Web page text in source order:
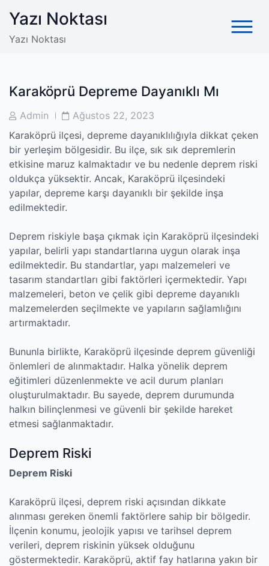
content
Yazı Noktası
Yazı Noktası
Karaköprü Depreme Dayanıklı Mı
PostAdmin
PostAğustos 22, 2023
Karaköprü ilçesi, depreme dayanıklılığıyla dikkat çeken
bir yerleşim bölgesidir. Bu ilçe, sık sık depremlerin
etkisine maruz kalmaktadır ve bu nedenle deprem riski
oldukça yüksektir. Ancak, Karaköprü ilçesindeki
yapılar, depreme karşı dayanıklı bir şekilde inşa
edilmektedir.
Deprem riskiyle başa çıkmak için Karaköprü ilçesindeki
yapılar, belirli yapı standartlarına uygun olarak inşa
edilmektedir. Bu standartlar, yapı malzemeleri ve
tasarım standartları gibi faktörleri içermektedir. Yapı
malzemeleri, beton ve çelik gibi depreme dayanıklı
malzemelerden seçilmekte ve yapıların sağlamlığını
artırmaktadır.
Bununla birlikte, Karaköprü ilçesinde deprem güvenliği
önlemleri de alınmaktadır. Halka yönelik deprem
eğitimleri düzenlenmekte ve acil durum planları
oluşturulmaktadır. Bu sayede, deprem durumunda
halkın bilinçlenmesi ve güvenli bir şekilde hareket
etmesi sağlanmaktadır.
Deprem Riski
Deprem Riski
Karaköprü ilçesi, deprem riski açısından dikkate
alınması gereken önemli faktörlere sahip bir bölgedir.
İlçenin konumu, jeolojik yapısı ve tarihsel deprem
verileri, deprem riskinin yüksek olduğunu
göstermektedir. Karaköprü, aktif fay hatlarına yakın bir